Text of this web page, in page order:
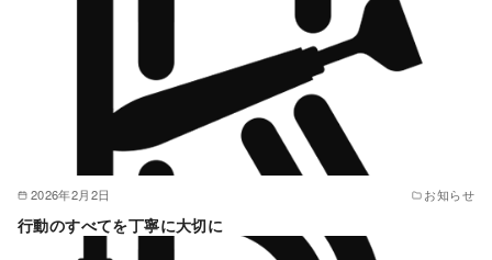
2026年2月2日 お知らせ
行動のすべてを丁寧に大切に